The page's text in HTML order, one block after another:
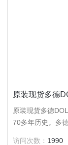
原装现货多德
原装现货多德
70多年历史。多
访问次数： 1990